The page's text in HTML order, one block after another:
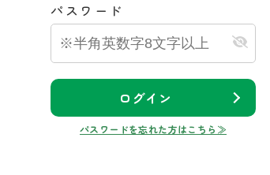
パスワード
ログイン
パスワードを忘れた方はこちら≫